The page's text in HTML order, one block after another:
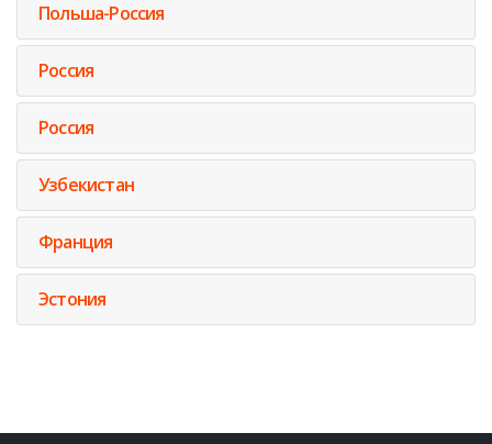
Польша-Россия
Россия
Россия
Узбекистан
Франция
Эстония